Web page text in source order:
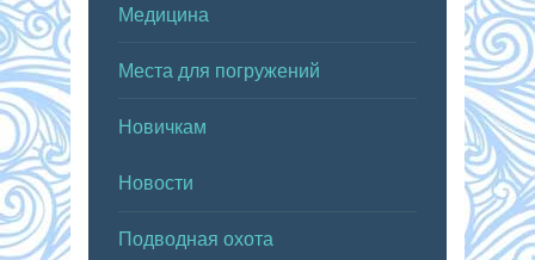
Медицина
Места для погружений
Новичкам
Новости
Подводная охота